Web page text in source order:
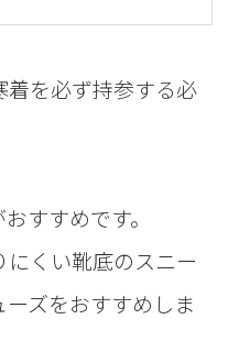
を必ず持参する必
すすめです。
くい靴底のスニー
ズをおすすめしま